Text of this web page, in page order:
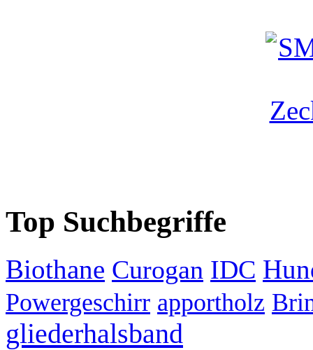
Top Suchbegriffe
Biothane Curogan IDC
Powergeschirr apportholz
gliederhalsband